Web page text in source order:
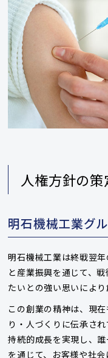
人権方針の策
明石機械工業グ
明石機械工業は終戦翌
と産業振興を通じて、
たいとの強い思いにより
この創業の精神は、現
り・人づくりに伝承さ
持続的成長を実現し、
を通じて、お客様や社